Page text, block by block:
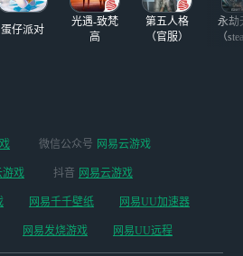
一
蛋仔派对
光遇-致梵
高
第五人格
（官服）
永劫
（
微信公众号 网易云游戏
游戏 抖音 网易云游戏
网易千千壁纸 网易UU加速器
网易发烧游戏 网易UU远程